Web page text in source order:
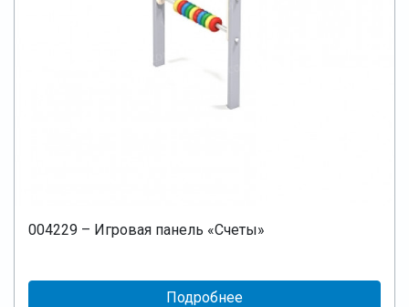
004229 – Игровая панель «Счеты»
Подробнее